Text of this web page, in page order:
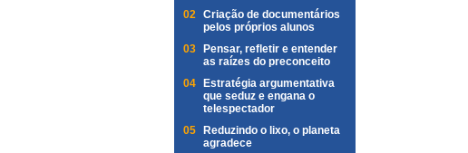
02 Criação de documentários
pelos próprios alunos
03
Pensar, refletir e entender
as raízes do preconceito
04
Estratégia argumentativa
que seduz e engana o
telespectador
05
Reduzindo o lixo, o planeta
agradece